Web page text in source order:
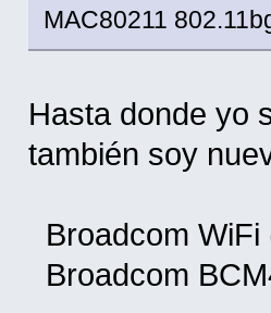
MAC80211
Hasta donde yo
también soy
Broadcom WiFi
Broadcom